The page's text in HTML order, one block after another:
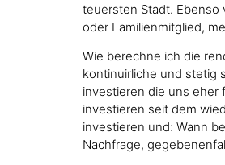
teuersten Stadt. Ebenso
oder Familienmitglied,
Wie berechne ich die
kontinuirliche und stetig
investieren die uns eher
investieren seit dem
investieren und: Wann
Nachfrage,